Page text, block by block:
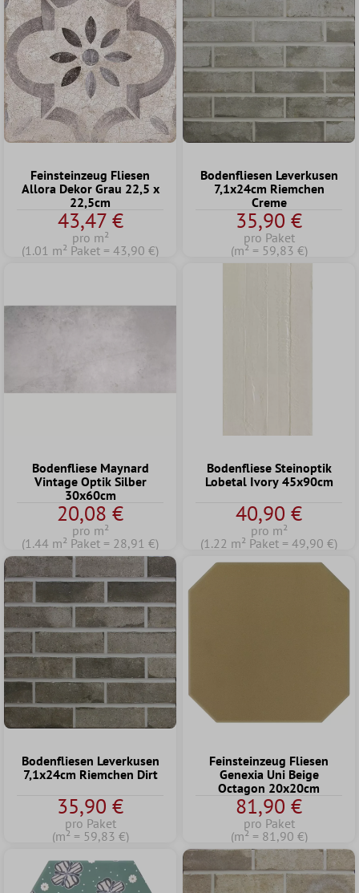
Feinsteinzeug Fliesen
Allora Dekor Grau 22,5 x
22,5cm
43,47 €
pro m²
(1.01 m² Paket = 43,90 €)
Bodenfliesen Leverkusen
7,1x24cm Riemchen
Creme
35,90 €
pro Paket
(m² = 59,83 €)
Bodenfliese Maynard
Vintage Optik Silber
30x60cm
20,08 €
pro m²
(1.44 m² Paket = 28,91 €)
Bodenfliese Steinoptik
Lobetal Ivory 45x90cm
40,90 €
pro m²
(1.22 m² Paket = 49,90 €)
Bodenfliesen Leverkusen
7,1x24cm Riemchen Dirt
35,90 €
pro Paket
(m² = 59,83 €)
Feinsteinzeug Fliesen
Genexia Uni Beige
Octagon 20x20cm
81,90 €
pro Paket
(m² = 81,90 €)